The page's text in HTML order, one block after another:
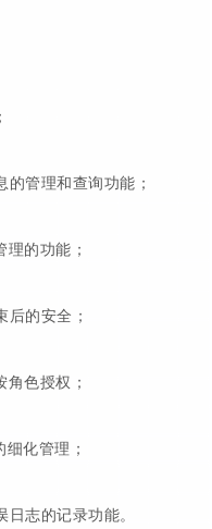
管理和查询功能；
理的功能；
后的安全；
色授权；
化管理；
志的记录功能。